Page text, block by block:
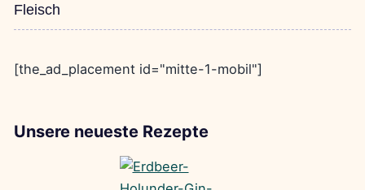
Fleisch
[the_ad_placement id="mitte-1-mobil"]
Unsere neueste Rezepte